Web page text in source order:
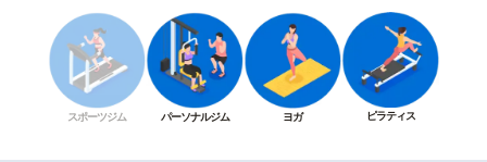
スポーツジム パーソナルジム ヨガ ピラティス